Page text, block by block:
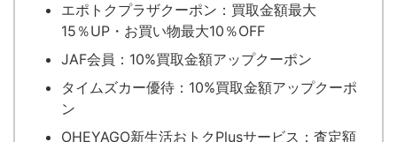
エポトクプラザクーポン：買取金額最大
15％UP・お買い物最大10％OFF
JAF会員：10%買取金額アップクーポン
タイムズカー優待：10%買取金額アップクーポ
ン
OHEYAGO新生活おトクPlusサービス：査定額